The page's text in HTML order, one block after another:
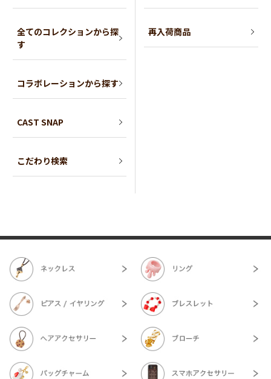
全てのコレクションから探
す
コラボレーションから探す
CAST SNAP
こだわり検索
再入荷商品